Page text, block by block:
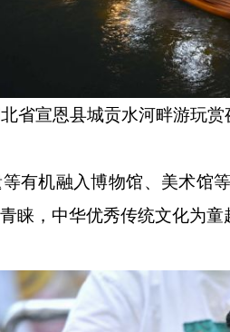
宣恩县城贡水河畔游玩赏
机融入博物馆、美术馆等
睐，中华优秀传统文化为童